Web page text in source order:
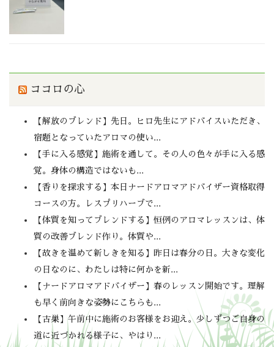
ココロの心
【解放のブレンド】先日。ヒロ先生にアドバイスいただき、
宿題となっていたアロマの使い...
【手に入る感覚】施術を通して。その人の色々が手に入る感
覚。身体の構造ではないも...
【香りを探求する】本日ナードアロマアドバイザー資格取得
コースの方。レスプリハーブで...
【体質を知ってブレンドする】恒例のアロマレッスンは、体
質の改善ブレンド作り。体質や...
【故きを温めて新しきを知る】昨日は春分の日。大きな変化
の日なのに、わたしは特に何かを新...
【ナードアロマアドバイザー】春のレッスン開始です。理解
も早く前向きな姿勢にこちらも...
【古巣】午前中に施術のお客様をお迎え。少しずつご自身の
道に近づかれる様子に、やはり...